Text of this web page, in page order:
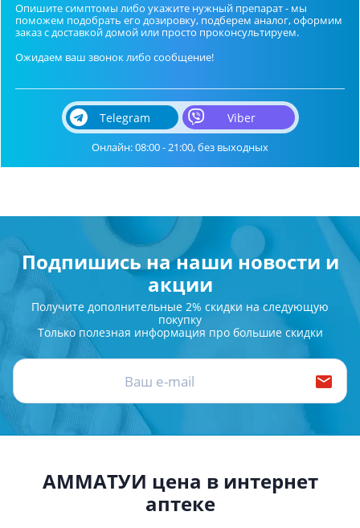
Опишите симптомы либо укажите нужный препарат - мы
поможем подобрать его дозировку, подберем аналог, оформим
заказ с доставкой домой или просто проконсультируем.
Ожидаем ваш звонок либо сообщение!
Telegram Viber
Онлайн: 08:00 - 21:00, без выходных
Подпишись на наши новости и
акции
Получите дополнительные 2% скидки на следующую
покупку
Только полезная информация про большие скидки
АММАТУИ цена в интернет
аптеке